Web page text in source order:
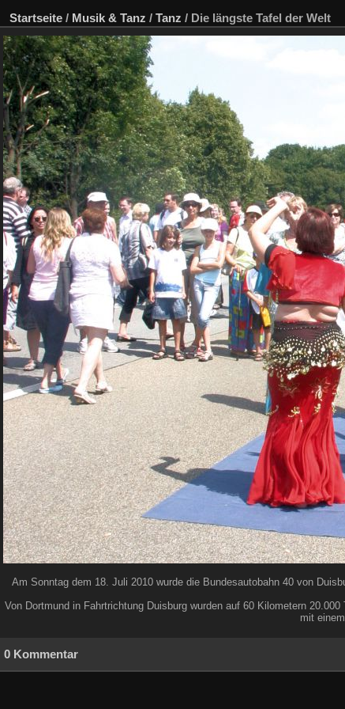
Startseite / Musik & Tanz / Tanz / Die längste Tafel der Welt
Am Sonntag dem 18. Juli 2010 wurde die Bundesautobahn 40 von
Von Dortmund in Fahrtrichtung Duisburg wurden auf 60 Kilometern
mit
0 Kommentar